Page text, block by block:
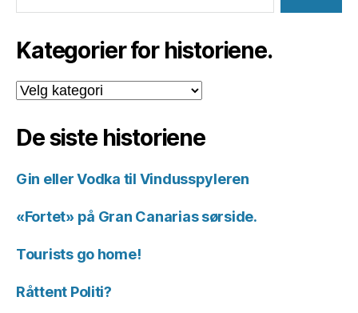
Kategorier for historiene.
Kategorier
for
De siste historiene
Gin eller Vodka til Vindusspyleren
«Fortet» på Gran Canarias sørside.
Tourists go home!
Råttent Politi?